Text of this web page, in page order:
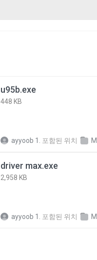
u95b.exe
448 KB
ayyoob 1. 포함된 위치
driver max.exe
2,958 KB
ayyoob 1. 포함된 위치